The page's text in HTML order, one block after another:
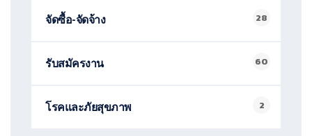
จัดซื้อ-จัดจ้าง 28
รับสมัครงาน 60
โรคและภัยสุขภาพ 2